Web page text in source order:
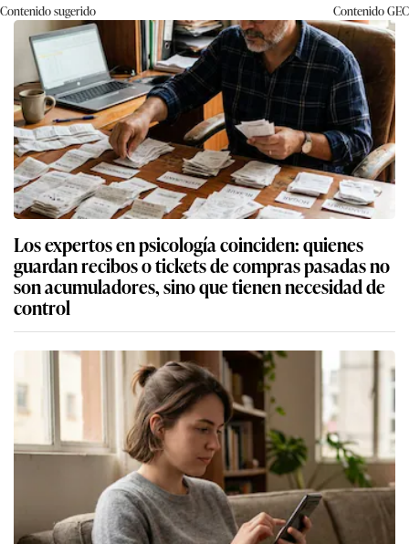
Contenido sugerido ContenidoGEC
Los expertos en psicología coinciden: quienes
guardan recibos o tickets de compras pasadas no
son acumuladores, sino que tienen necesidad de
control